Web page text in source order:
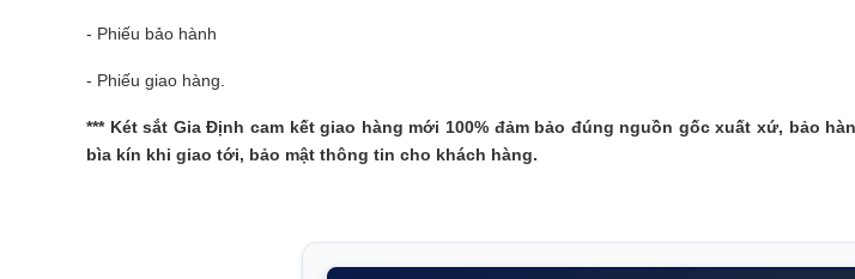
- Phiếu bảo hành
- Phiếu giao hàng.
*** Két sắt Gia Định cam kết giao hàng mới 100% đảm bảo đúng nguồn gốc xuất xứ, bảo
bìa kín khi giao tới, bảo mật thông tin cho khách hàng.